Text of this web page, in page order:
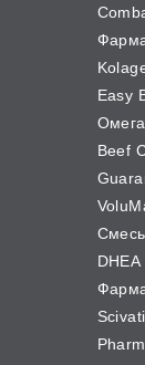
Easy
Beef
DHEA